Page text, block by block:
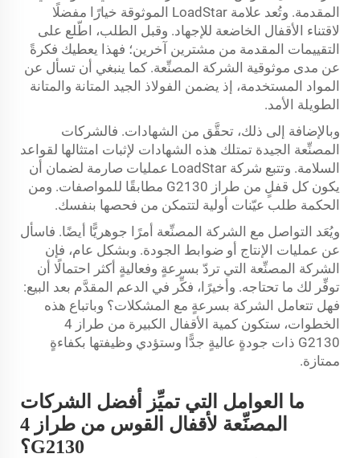
المقدمة. وتُعد علامة LoadStar الموثوقة خيارًا مفضلًا
لاقتناء الأقفال الخاضعة للإجهاد. وقبل الطلب، اطّلع على
التقييمات المقدمة من مشترين آخرين؛ فهذا يعطيك فكرةً
عن مدى موثوقية الشركة المصنِّعة. كما ينبغي أن تسأل عن
المواد المستخدمة، إذ يضمن الفولاذ الجيد المتانة والمتانة
الطويلة الأمد.
وبالإضافة إلى ذلك، تحقَّق من الشهادات. فالشركات
المصنِّعة الجيدة تمتلك هذه الشهادات لإثبات امتثالها لقواعد
السلامة. وتتبع شركة LoadStar عمليات صارمة لضمان أن
يكون كل قفلٍ من طراز G2130 مطابقًا للمواصفات. ومن
الحكمة طلب عيّنات أولية لتتمكن من فحصها بنفسك.
ويُعَد التواصل مع الشركة المصنِّعة أمرًا جوهريًّا أيضًا. فاسأل
عن عمليات الإنتاج أو ضوابط الجودة. وبشكل عام، فإن
الشركة المصنِّعة التي تردّ بسرعةٍ وفعاليةٍ أكثر احتمالًا أن
توفِّر لك ما تحتاجه. وأخيرًا، فكِّر في الدعم المقدَّم بعد البيع:
فهل تتعامل الشركة بسرعةٍ مع المشكلات؟ وباتباع هذه
الخطوات، ستكون كمية الأقفال الكبيرة من طراز 4
G2130 ذات جودةٍ عاليةٍ جدًّا وستؤدي وظيفتها بكفاءةٍ
ممتازة.
ما العوامل التي تميِّز أفضل الشركات
المصنِّعة لأقفال القوس من طراز 4
G2130؟